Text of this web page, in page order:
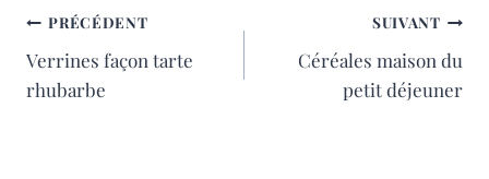
b
o
o
e
r
publication :
NAVIGATION
DE
PRÉCÉDENT
Verrines façon tarte
rhubarbe
SUIVANT
Céréales maison du
petit déjeuner